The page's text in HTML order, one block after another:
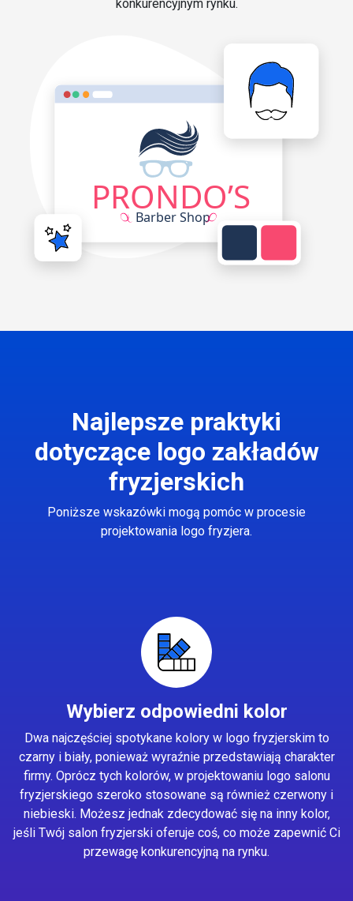
konkurencyjnym rynku.
Najlepsze praktyki
dotyczące logo zakładów
fryzjerskich
Poniższe wskazówki mogą pomóc w procesie
projektowania logo fryzjera.
Wybierz odpowiedni kolor
Dwa najczęściej spotykane kolory w logo fryzjerskim to
czarny i biały, ponieważ wyraźnie przedstawiają charakter
firmy. Oprócz tych kolorów, w projektowaniu logo salonu
fryzjerskiego szeroko stosowane są również czerwony i
niebieski. Możesz jednak zdecydować się na inny kolor,
jeśli Twój salon fryzjerski oferuje coś, co może zapewnić Ci
przewagę konkurencyjną na rynku.